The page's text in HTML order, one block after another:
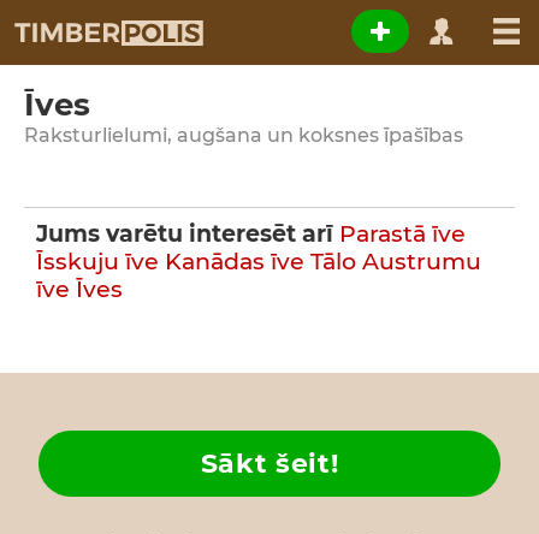
Īves
Raksturlielumi, augšana un koksnes īpašības
Jums varētu interesēt arī Parastā īve
Īsskuju īve Kanādas īve Tālo Austrumu
īve Īves
Sākt šeit!